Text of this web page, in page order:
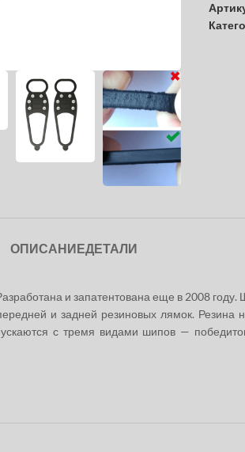
ОПИСАНИЕДЕТАЛИ
и запатентована еще в 2008
и задней резиновых лямок. Резина
с тремя видами шипов —